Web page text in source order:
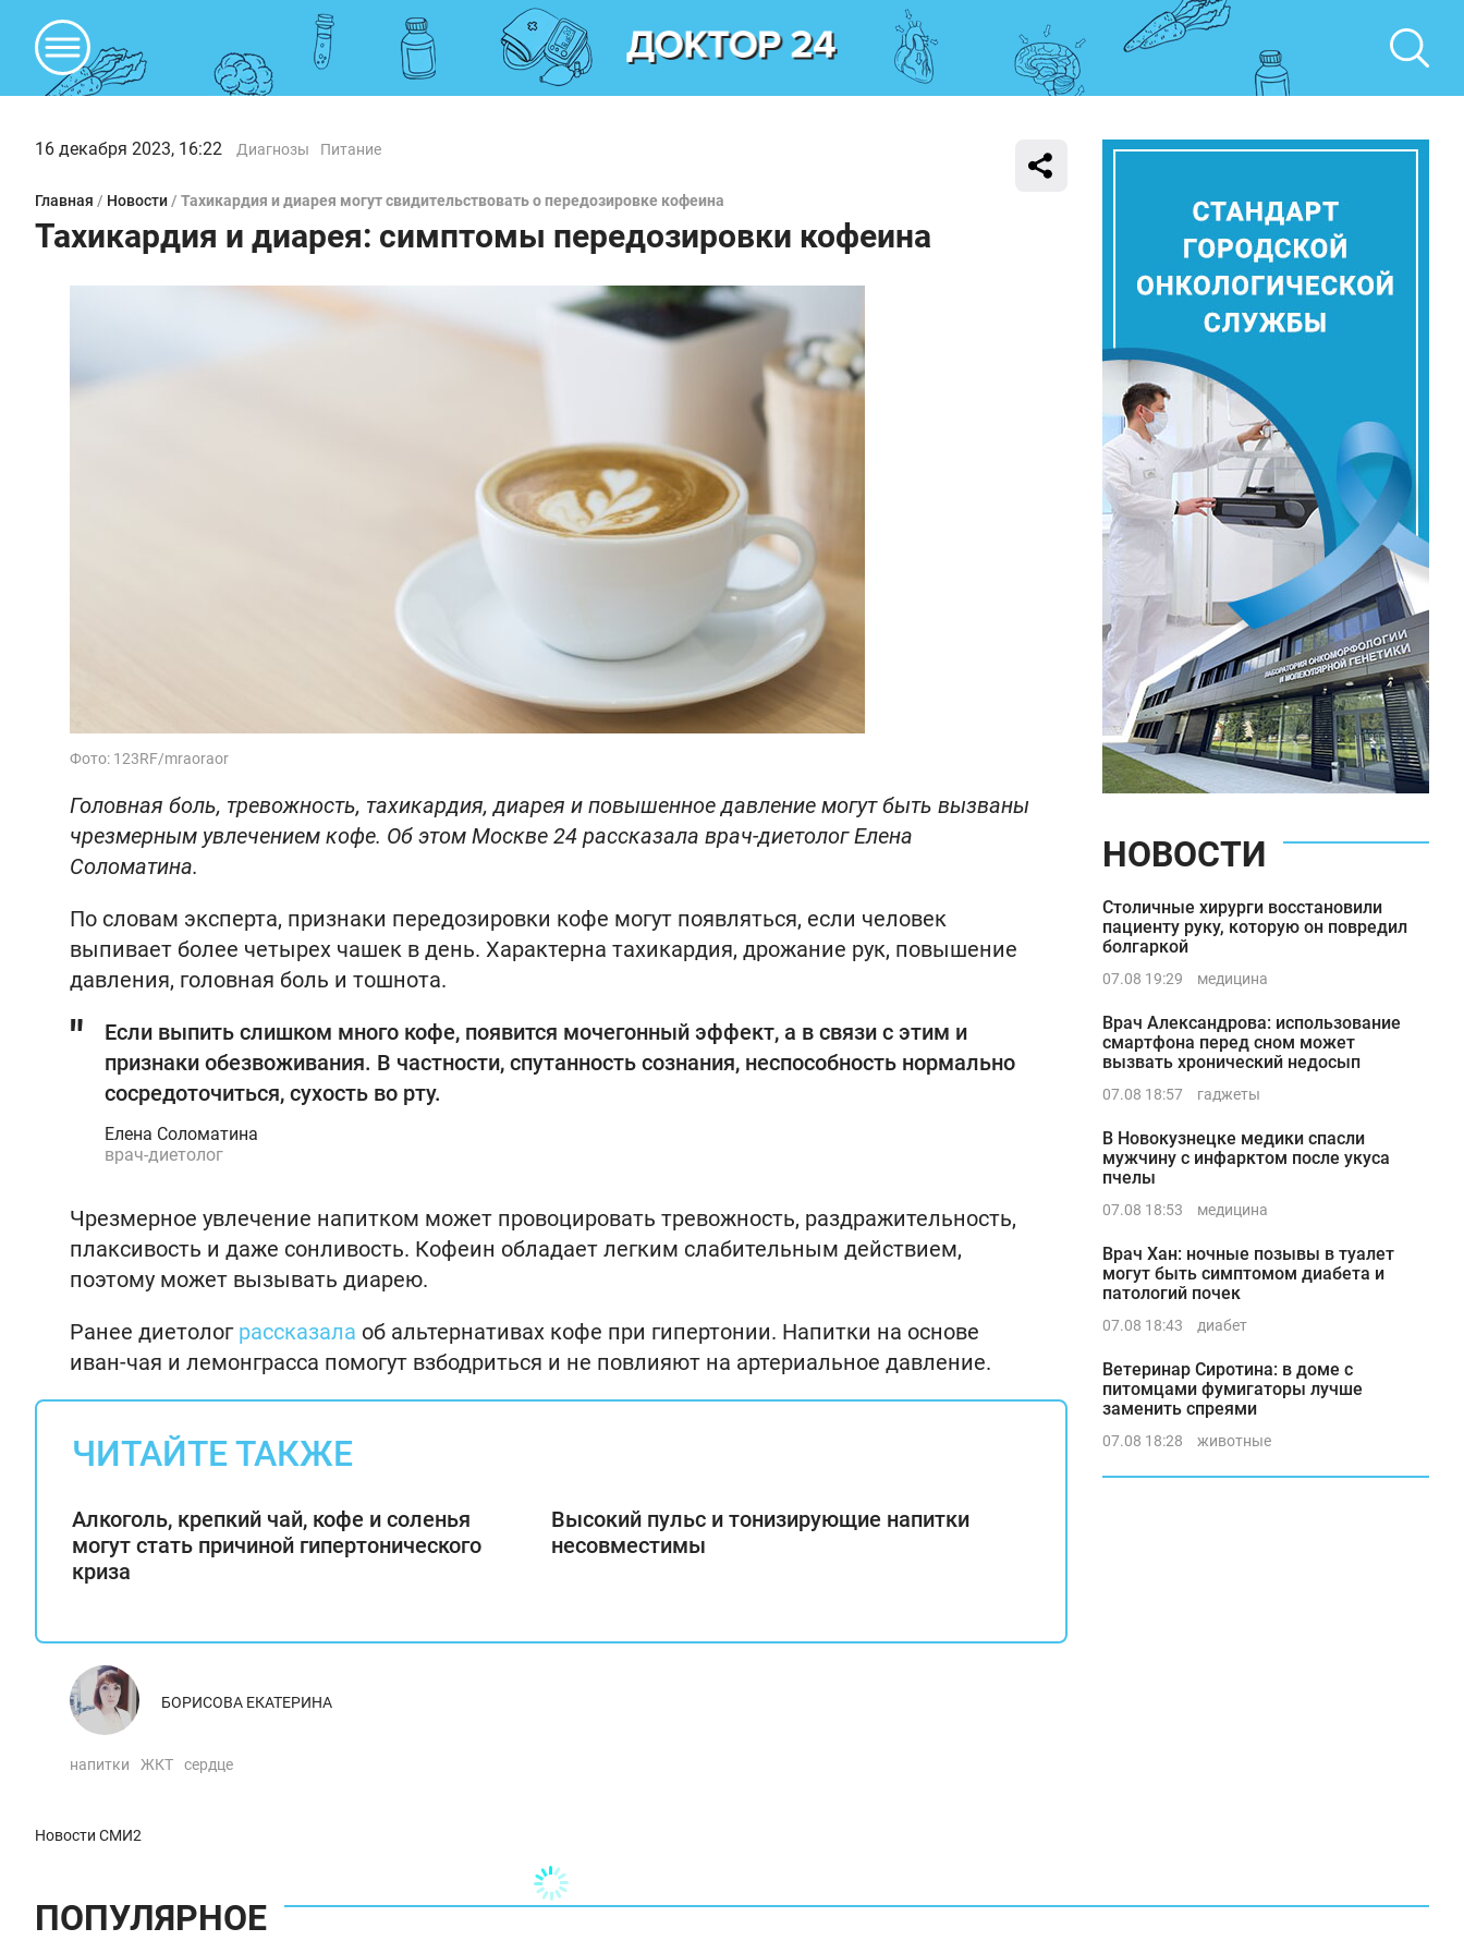
16 декабря 2023, 16:22 Диагнозы Питание
Главная / Новости / Тахикардия и диарея могут свидительствовать о передозировке кофеина
Тахикардия и диарея: симптомы передозировки кофеина
Фото: 123RF/mraoraor
Головная боль, тревожность, тахикардия, диарея и повышенное давление могут быть вызваны
чрезмерным увлечением кофе. Об этом Москве 24 рассказала врач-диетолог Елена
Соломатина.
По словам эксперта, признаки передозировки кофе могут появляться, если человек
выпивает более четырех чашек в день. Характерна тахикардия, дрожание рук, повышение
давления, головная боль и тошнота.
Если выпить слишком много кофе, появится мочегонный эффект, а в связи с этим и
признаки обезвоживания. В частности, спутанность сознания, неспособность нормально
сосредоточиться, сухость во рту.
Елена Соломатина
врач-диетолог
Чрезмерное увлечение напитком может провоцировать тревожность, раздражительность,
плаксивость и даже сонливость. Кофеин обладает легким слабительным действием,
поэтому может вызывать диарею.
Ранее диетолог рассказала об альтернативах кофе при гипертонии. Напитки на основе
иван-чая и лемонграсса помогут взбодриться и не повлияют на артериальное давление.
ЧИТАЙТЕ ТАКЖЕ
Алкоголь, крепкий чай, кофе и соленья
могут стать причиной гипертонического
криза
Высокий пульс и тонизирующие напитки
несовместимы
БОРИСОВА ЕКАТЕРИНА
напитки ЖКТ сердце
Новости СМИ2
НОВОСТИ
Столичные хирурги восстановили
пациенту руку, которую он повредил
болгаркой
07.08 19:29 медицина
Врач Александрова: использование
смартфона перед сном может
вызвать хронический недосып
07.08 18:57 гаджеты
В Новокузнецке медики спасли
мужчину с инфарктом после укуса
пчелы
07.08 18:53 медицина
Врач Хан: ночные позывы в туалет
могут быть симптомом диабета и
патологий почек
07.08 18:43 диабет
Ветеринар Сиротина: в доме с
питомцами фумигаторы лучше
заменить спреями
07.08 18:28 животные
ПОПУЛЯРНОЕ